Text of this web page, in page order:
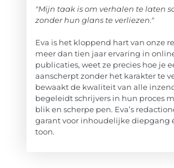
"Mijn taak is om verhalen te laten
zonder hun glans te verliezen."
Eva is het kloppend hart van onze
meer dan tien jaar ervaring in
publicaties, weet ze precies hoe je
aanscherpt zonder het karakter te
bewaakt de kwaliteit van alle
begeleidt schrijvers in hun proces
blik en scherpe pen. Eva’s
garant voor inhoudelijke diepgang
toon.